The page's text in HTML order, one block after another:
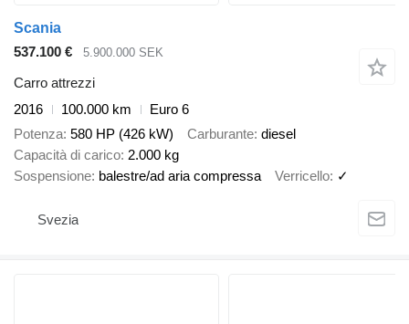
Scania
537.100 €
5.900.000 SEK
Carro attrezzi
2016
100.000 km
Euro 6
Potenza 580 HP (426 kW) Carburante diesel
Capacità di carico 2.000 kg
Sospensione balestre/ad aria compressa Verricello ✓
Svezia